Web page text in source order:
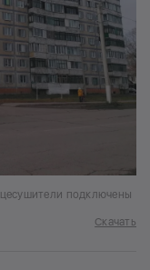
подключены
Скачать